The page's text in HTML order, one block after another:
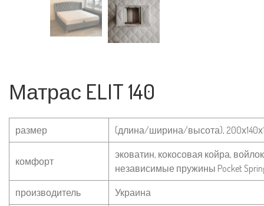
Матрас ELIT 140
размер (длина/ширина/высота),
комфорт
эковатин, кокосовая койра,
независимые пружины Pocket
производитель Украина